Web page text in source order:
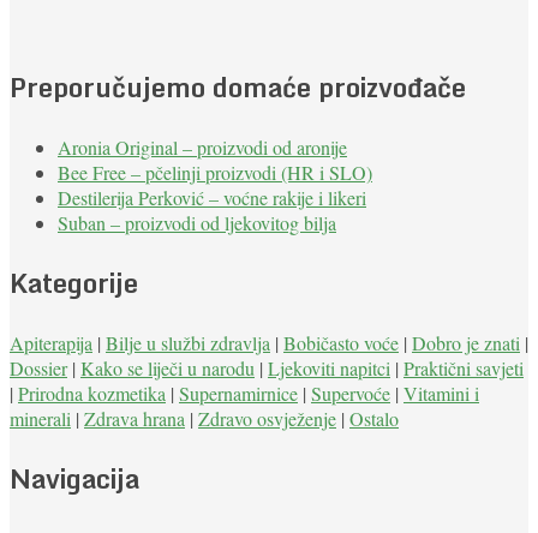
Preporučujemo domaće proizvođače
Aronia Original – proizvodi od aronije
Bee Free – pčelinji proizvodi (HR i SLO)
Destilerija Perković – voćne rakije i likeri
Suban – proizvodi od ljekovitog bilja
Kategorije
Apiterapija | Bilje u službi zdravlja | Bobičasto voće | Dobro je znati |
Dossier| Kako se liječi u narodu | Ljekoviti napitci | Praktični savjeti
| Prirodna kozmetika | Supernamirnice | Supervoće | Vitamini i
minerali | Zdrava hrana | Zdravo osvježenje | Ostalo
Navigacija